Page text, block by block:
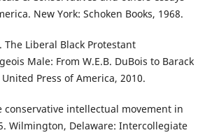
New York: Schoken Books, 1968.
The Liberal Black Protestant
Male: From W.E.B. DuBois to Barack
Press of America, 2010.
conservative intellectual movement in
Wilmington, Delaware: Intercollegiate